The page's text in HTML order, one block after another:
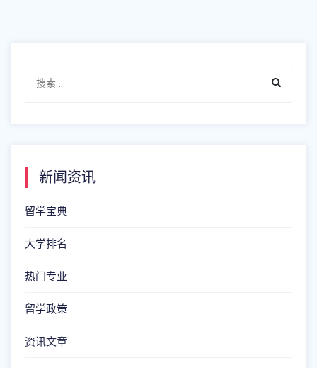
新闻资讯
留学宝典
大学排名
热门专业
留学政策
资讯文章